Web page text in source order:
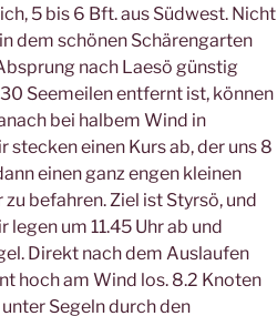
5 bis 6 Bft. aus Südwest. Nicht
dem schönen Schärengarten
nach Laesö günstig
Seemeilen entfernt ist, können
bei halbem Wind in
stecken einen Kurs ab, der uns 8
einen ganz engen kleinen
befahren. Ziel ist Styrsö, und
um 11.45 Uhr ab und
Direkt nach dem Auslaufen
hoch am Wind los. 8.2 Knoten
Segeln durch den